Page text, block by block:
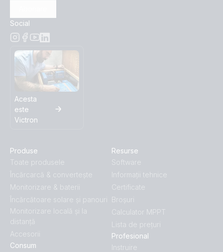
Social
Acesta
este
Victron
Produse
Toate produsele
Încărcarcă & convertește
Monitorizare & baterii
Încărcătoare solare și panouri
Monitorizare locală și la
distanță
Accesorii
Consum
Resurse
Software
Informații tehnice
Certificate
Broșuri
Calculator MPPT
Lista de prețuri
Profesional
Instruire